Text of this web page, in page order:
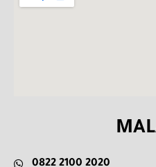
0822 2100 2020